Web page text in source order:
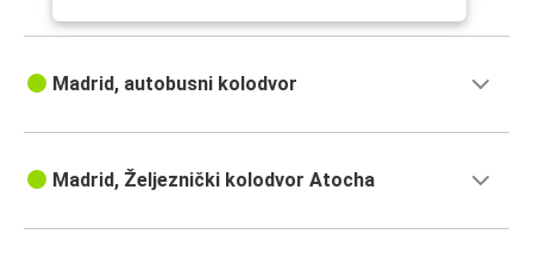
Madrid, autobusni kolodvor
Madrid, Željeznički kolodvor Atocha